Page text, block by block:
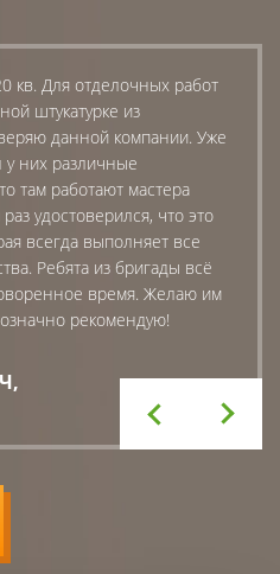
кв. Для отделочных работ
штукатурке из
данной компании. Уже
у них различные
там работают мастера
удостоверился, что это
всегда выполняет все
Ребята из бригады всё
время. Желаю им
рекомендую!
,